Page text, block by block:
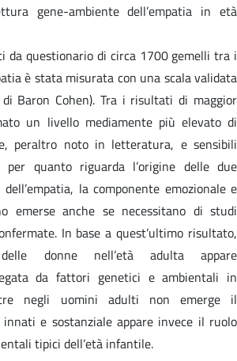
gene-ambiente dell’empatia in età
da questionario di circa 1700 gemelli tra i
è stata misurata con una scala validata
di Baron Cohen). Tra i risultati di maggior
un livello mediamente più elevato di
peraltro noto in letteratura, e sensibili
quanto riguarda l’origine delle due
la componente emozionale e
emerse anche se necessitano di studi
In base a quest’ultimo risultato,
donne nell’età adulta appare
da fattori genetici e ambientali in
negli uomini adulti non emerge il
e sostanziale appare invece il ruolo
tipici dell’età infantile.